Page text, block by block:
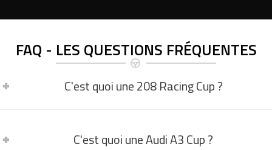
FAQ - LES QUESTIONS FRÉQUENTES
C'est quoi une 208 Racing Cup ?
C'est quoi une Audi A3 Cup ?